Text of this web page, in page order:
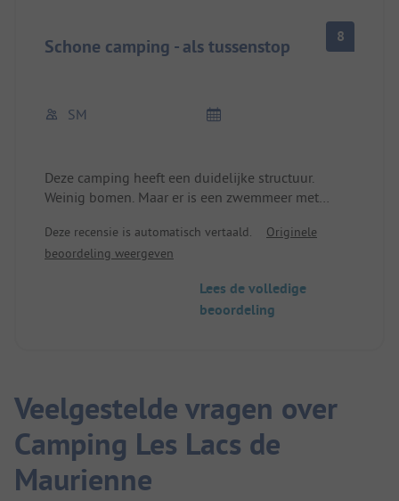
Schone camping - als tussenstop 8
SM
Deze camping heeft een duidelijke structuur.
Weinig bomen. Maar er is een zwemmeer met
hoorbaar. Leuk restaurant/bar.
Deze recensie is automatisch vertaald.
Originele
beoordeling weergeven
Lees de volledige
beoordeling
Veelgestelde vragen over
Camping Les Lacs de
Maurienne